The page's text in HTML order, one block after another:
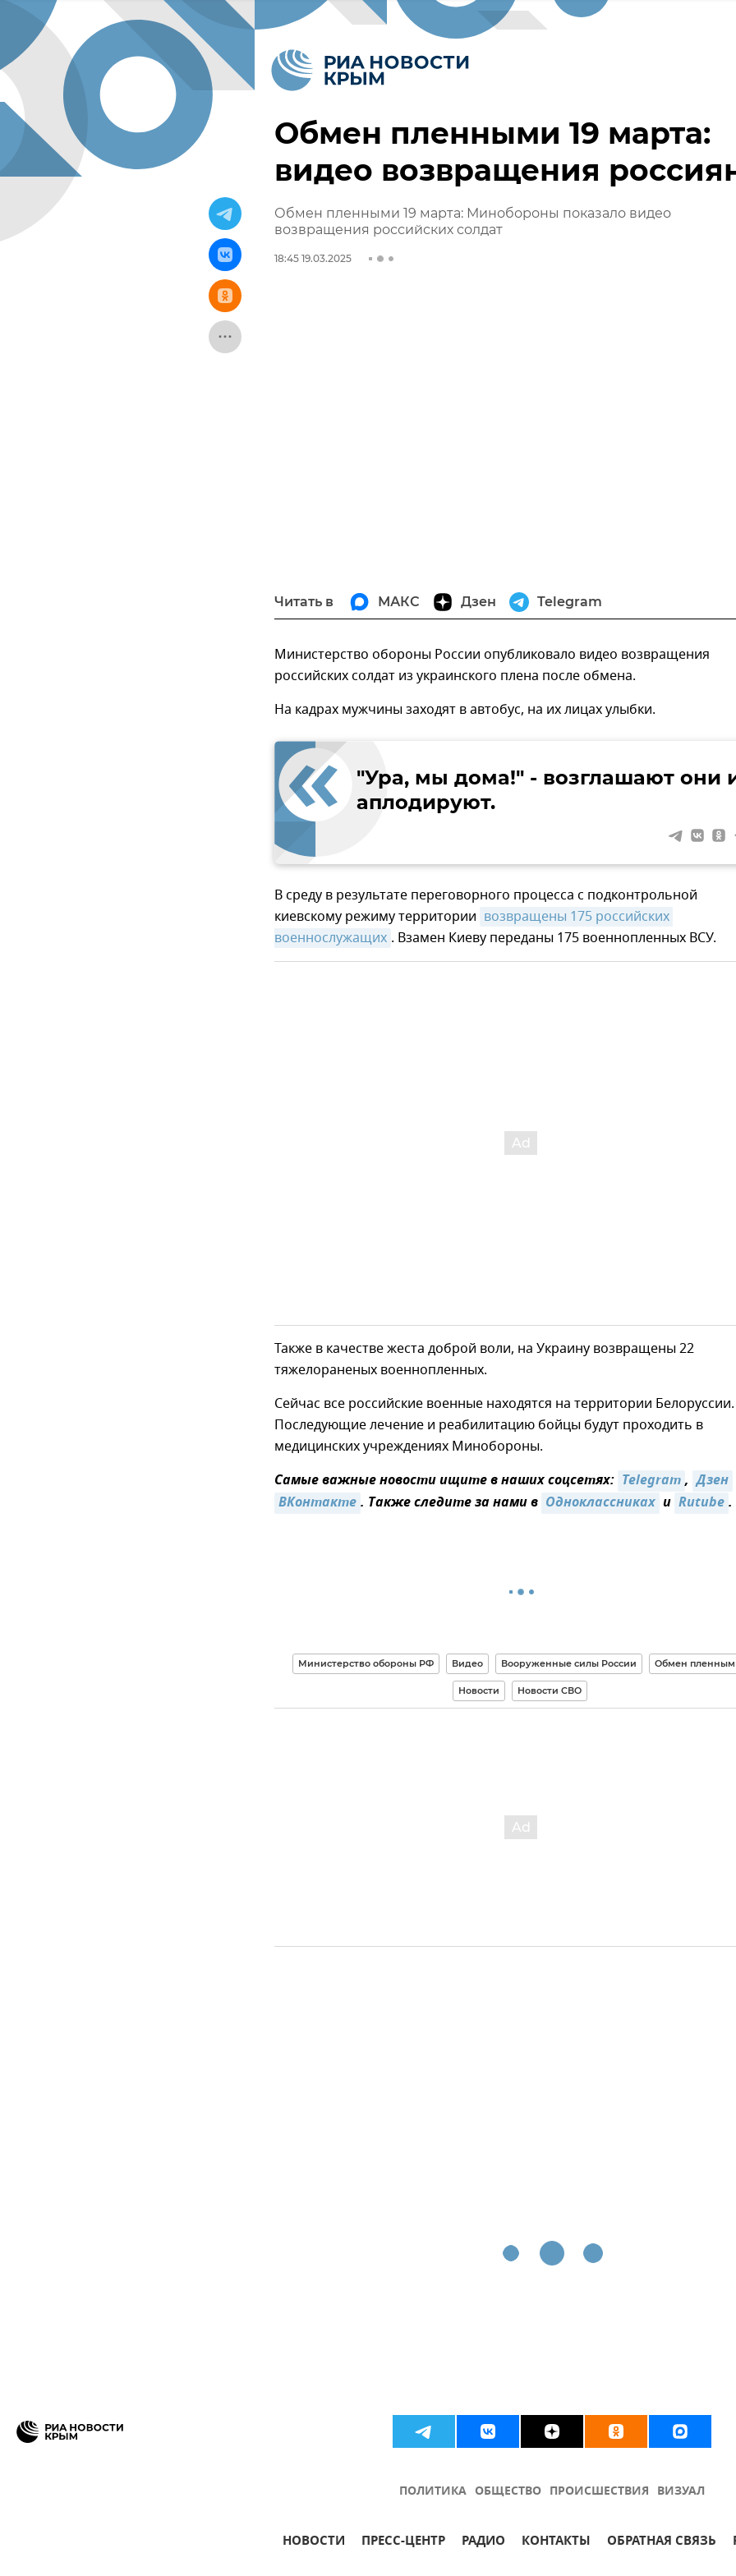
Обмен пленными 19 марта:
видео возвращения
Обмен пленными 19 марта: Минобороны показало видео
возвращения российских солдат
18:45 19.03.2025
Читать в МАКС Дзен Telegram
Министерство обороны России опубликовало видео возвращения
российских солдат из украинского плена после обмена.
На кадрах мужчины заходят в автобус, на их лицах улыбки.
"Ура, мы дома!" - возглашают они
аплодируют.
В среду в результате переговорного процесса с подконтрольной
киевскому режиму территории возвращены 175 российских
военнослужащих . Взамен Киеву переданы 175 военнопленных ВСУ.
Также в качестве жеста доброй воли, на Украину возвращены 22
тяжелораненых военнопленных.
Сейчас все российские военные находятся на территории Белоруссии.
Последующие лечение и реабилитацию бойцы будут проходить в
медицинских учреждениях Минобороны.
Самые важные новости ищите в наших соцсетях: Telegram, Дзен
ВКонтакте. Также следите за нами в Одноклассниках и Rutube.
Министерство обороны РФ Видео Вооруженные силы России Обмен
Новости Новости СВО
ПОЛИТИКА ОБЩЕСТВО ПРОИСШЕСТВИЯ ВИЗУАЛ
НОВОСТИ ПРЕСС-ЦЕНТР РАДИО КОНТАКТЫ ОБРАТНАЯ СВЯЗЬ